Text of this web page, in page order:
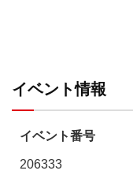
イベント情報
イベント番号
206333